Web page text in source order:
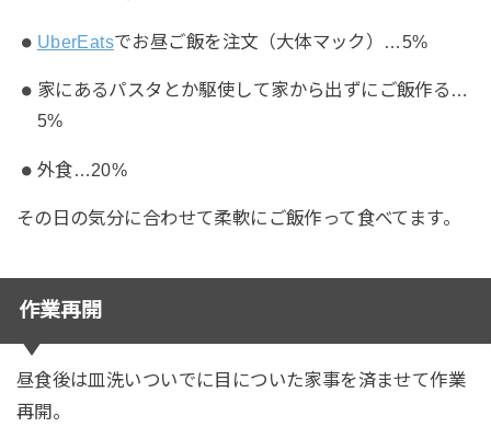
UberEatsでお昼ご飯を注文（大体マック）…5%
家にあるパスタとか駆使して家から出ずにご飯作る…
5%
外食…20%
その日の気分に合わせて柔軟にご飯作って食べてます。
作業再開
昼食後は皿洗いついでに目についた家事を済ませて作業
再開。